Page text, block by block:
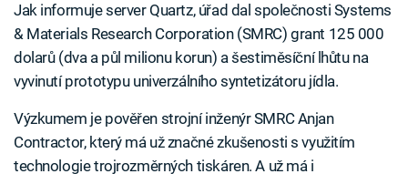
Jak informuje server Quartz, úřad dal společnosti Systems
& Materials Research Corporation (SMRC) grant 125 000
dolarů (dva a půl milionu korun) a šestiměsíční lhůtu na
vyvinutí prototypu univerzálního syntetizátoru jídla.
Výzkumem je pověřen strojní inženýr SMRC Anjan
Contractor, který má už značné zkušenosti s využitím
technologie trojrozměrných tiskáren. A už má i